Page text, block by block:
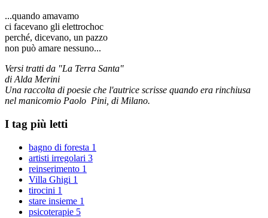
...quando amavamo
ci facevano gli elettrochoc
perché, dicevano, un pazzo
non può amare nessuno...
Versi tratti da "La Terra Santa"
di Alda Merini
Una raccolta di poesie che l'autrice scrisse quando era rinchiusa
nel manicomio Paolo Pini, di Milano.
I tag più letti
bagno di foresta 1
artisti irregolari 3
reinserimento 1
Villa Ghigi 1
tirocini 1
stare insieme 1
psicoterapie 5